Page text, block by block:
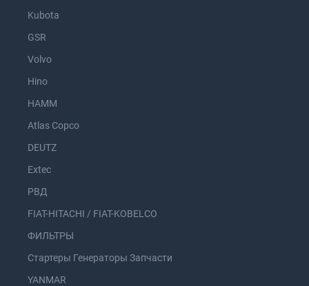
Kubota
GSR
Volvo
Hino
HAMM
Atlas Copco
DEUTZ
Extec
РВД
FIAT-HITACHI / FIAT-KOBELCO
ФИЛЬТРЫ
Стартеры Генераторы Запчасти
YANMAR